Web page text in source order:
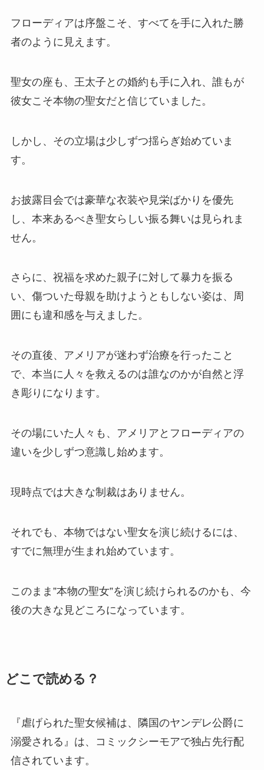
フローディアは序盤こそ、すべてを手に入れた勝
者のように見えます。
聖女の座も、王太子との婚約も手に入れ、誰もが
彼女こそ本物の聖女だと信じていました。
しかし、その立場は少しずつ揺らぎ始めていま
す。
お披露目会では豪華な衣装や見栄ばかりを優先
し、本来あるべき聖女らしい振る舞いは見られま
せん。
さらに、祝福を求めた親子に対して暴力を振る
い、傷ついた母親を助けようともしない姿は、周
囲にも違和感を与えました。
その直後、アメリアが迷わず治療を行ったこと
で、本当に人々を救えるのは誰なのかが自然と浮
き彫りになります。
その場にいた人々も、アメリアとフローディアの
違いを少しずつ意識し始めます。
現時点では大きな制裁はありません。
それでも、本物ではない聖女を演じ続けるには、
すでに無理が生まれ始めています。
このまま”本物の聖女”を演じ続けられるのかも、今
後の大きな見どころになっています。
どこで読める？
『虐げられた聖女候補は、隣国のヤンデレ公爵に
溺愛される』は、コミックシーモアで独占先行配
信されています。